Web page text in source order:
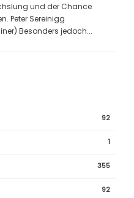
und der Chance
Peter Sereinigg
Besonders jedoch...
92
1
355
92